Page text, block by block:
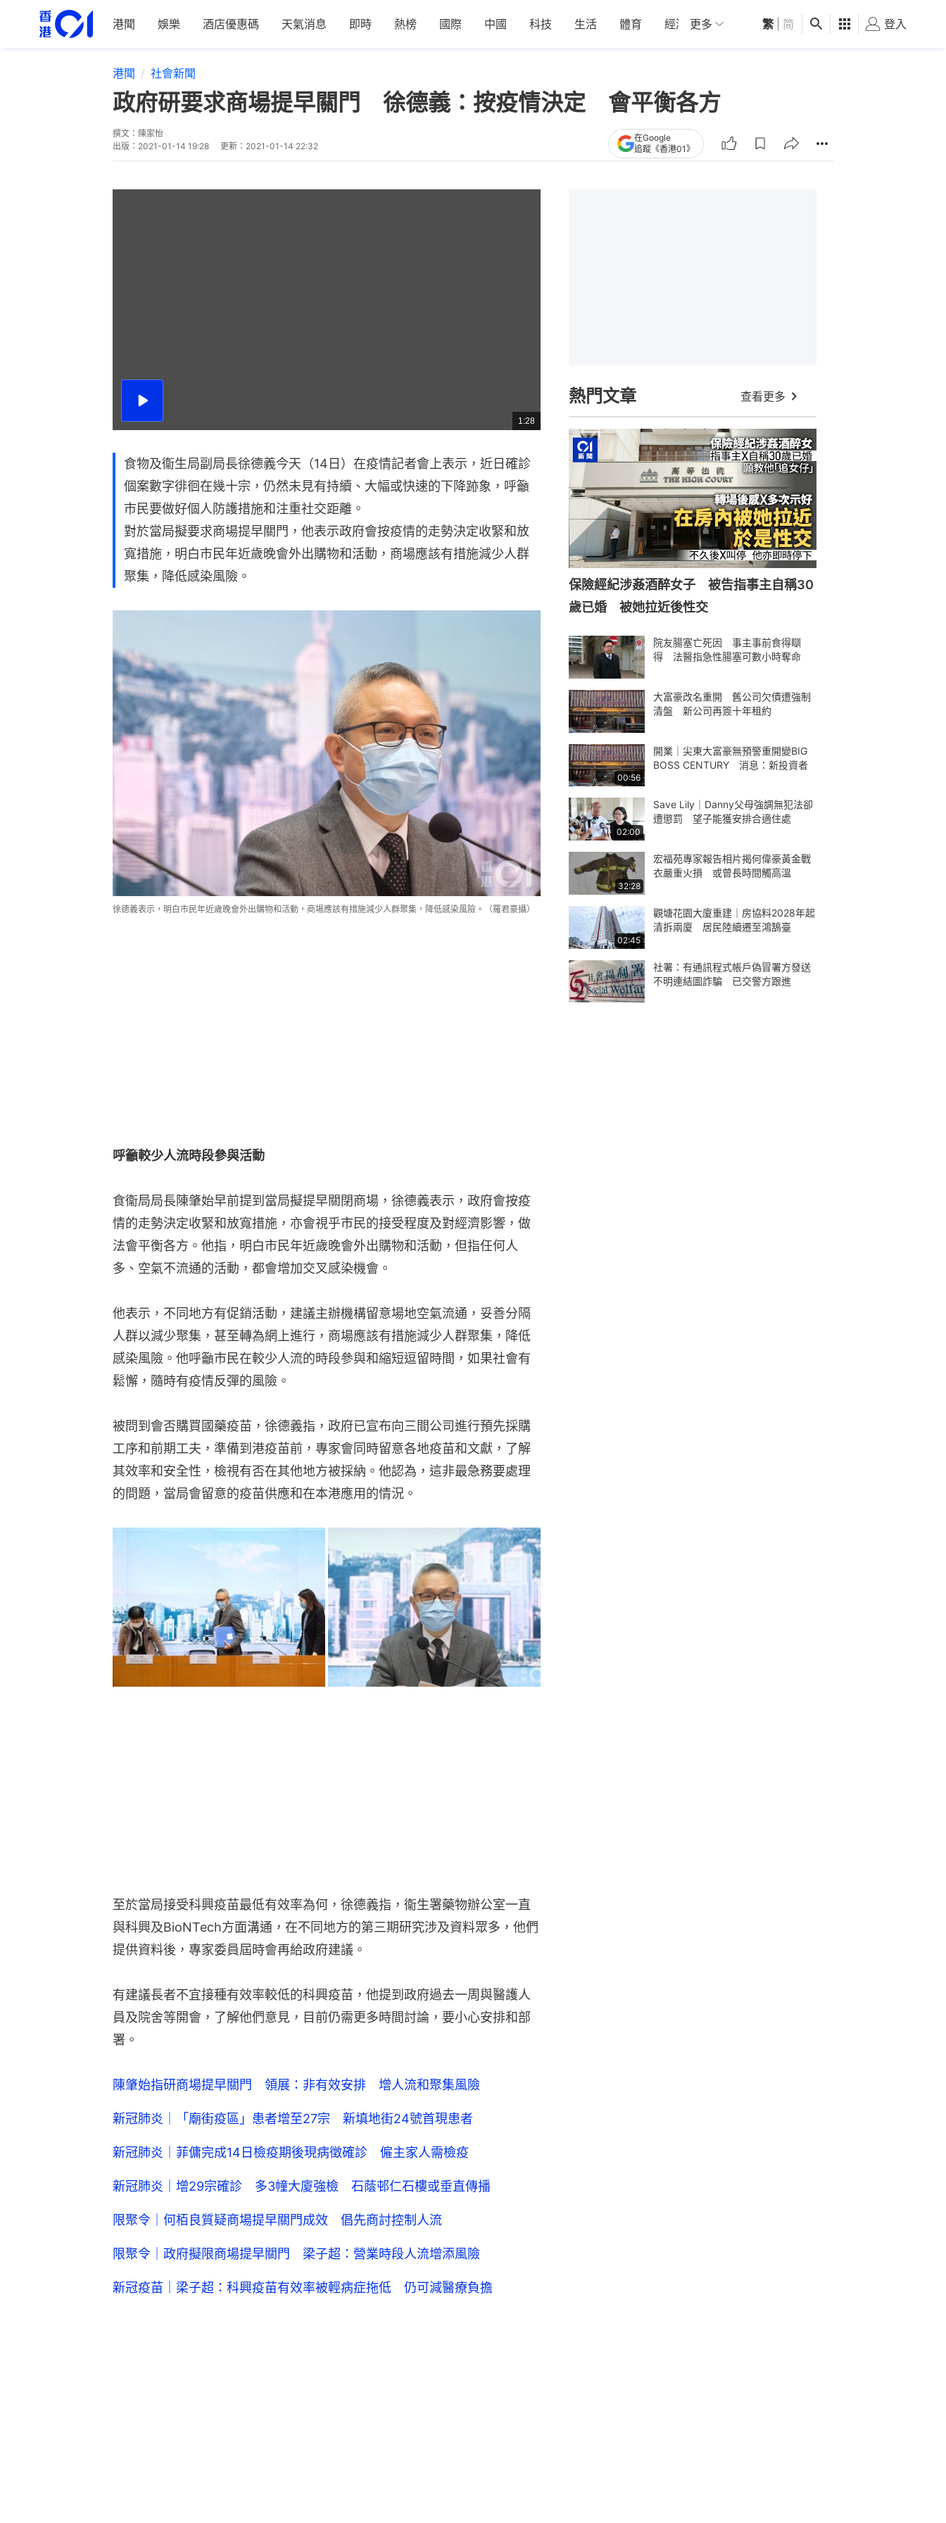
港聞 娛樂 酒店優惠碼 天氣消息 即時 熱榜 國際 中國 科技 生活 體育 經濟 01深圳 觀點 健康 好食玩飛
更多 繁 简 登入
港聞 社會新聞
政府研要求商場提早關門 徐德義：按疫情決定 會平衡各方
撰文： 陳家怡
出版： 2021-01-14 19:28 更新： 2021-01-14 22:32
在Google
追蹤《香港01》
播
總
共
1:28
食物及衞生局副局長徐德義今天（14日）在疫情記者會上表示，近日確診
個案數字徘徊在幾十宗，仍然未見有持續、大幅或快速的下降跡象，呼籲
市民要做好個人防護措施和注重社交距離。
對於當局擬要求商場提早關門，他表示政府會按疫情的走勢決定收緊和放
寬措施，明白市民年近歲晚會外出購物和活動，商場應該有措施減少人群
聚集，降低感染風險。
徐德義表示，明白市民年近歲晚會外出購物和活動，商場應該有措施減少人群聚集，降低感染風險。（羅君豪攝）
呼籲較少人流時段參與活動
食衞局局長陳肇始早前提到當局擬提早關閉商場，徐德義表示，政府會按疫
情的走勢決定收緊和放寬措施，亦會視乎市民的接受程度及對經濟影響，做
法會平衡各方。他指，明白市民年近歲晚會外出購物和活動，但指任何人
多、空氣不流通的活動，都會增加交叉感染機會。
他表示，不同地方有促銷活動，建議主辦機構留意場地空氣流通，妥善分隔
人群以減少聚集，甚至轉為網上進行，商場應該有措施減少人群聚集，降低
感染風險。他呼籲市民在較少人流的時段參與和縮短逗留時間，如果社會有
鬆懈，隨時有疫情反彈的風險。
被問到會否購買國藥疫苗，徐德義指，政府已宣布向三間公司進行預先採購
工序和前期工夫，準備到港疫苗前，專家會同時留意各地疫苗和文獻，了解
其效率和安全性，檢視有否在其他地方被採納。他認為，這非最急務要處理
的問題，當局會留意的疫苗供應和在本港應用的情況。
至於當局接受科興疫苗最低有效率為何，徐德義指，衞生署藥物辦公室一直
與科興及BioNTech方面溝通，在不同地方的第三期研究涉及資料眾多，他們
提供資料後，專家委員屆時會再給政府建議。
有建議長者不宜接種有效率較低的科興疫苗，他提到政府過去一周與醫護人
員及院舍等開會，了解他們意見，目前仍需更多時間討論，要小心安排和部
署。
陳肇始指研商場提早關門 領展：非有效安排 增人流和聚集風險
新冠肺炎｜「廟街疫區」患者增至27宗 新填地街24號首現患者
新冠肺炎｜菲傭完成14日檢疫期後現病徵確診 僱主家人需檢疫
新冠肺炎｜增29宗確診 多3幢大廈強檢 石蔭邨仁石樓或垂直傳播
限聚令｜何栢良質疑商場提早關門成效 倡先商討控制人流
限聚令｜政府擬限商場提早關門 梁子超：營業時段人流增添風險
新冠疫苗｜梁子超：科興疫苗有效率被輕病症拖低 仍可減醫療負擔
熱門文章 查看更多
保險經紀涉姦酒醉女子 被告指事主自稱30
歲已婚 被她拉近後性交
院友腸塞亡死因 事主事前食得瞓
得 法醫指急性腸塞可數小時奪命
大富豪改名重開 舊公司欠債遭強制
清盤 新公司再簽十年租約
00:56
開業｜尖東大富豪無預警重開變BIG
BOSS CENTURY 消息：新投資者
02:00
Save Lily｜Danny父母強調無犯法卻
遭懲罰 望子能獲安排合適住處
32:28
宏福苑專家報告相片揭何偉豪黃金戰
衣嚴重火損 或曾長時間觸高溫
02:45
觀塘花園大廈重建｜房協料2028年起
清拆兩廈 居民陸續遷至鴻鵠臺
社署：有通訊程式帳戶偽冒署方發送
不明連結圖詐騙 已交警方跟進